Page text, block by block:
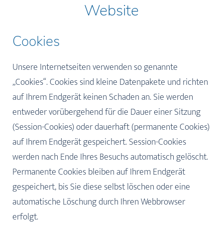
Website
Cookies
Unsere Internetseiten verwenden so genannte
„Cookies“. Cookies sind kleine Datenpakete und richten
auf Ihrem Endgerät keinen Schaden an. Sie werden
entweder vorübergehend für die Dauer einer Sitzung
(Session-Cookies) oder dauerhaft (permanente Cookies)
auf Ihrem Endgerät gespeichert. Session-Cookies
werden nach Ende Ihres Besuchs automatisch gelöscht.
Permanente Cookies bleiben auf Ihrem Endgerät
gespeichert, bis Sie diese selbst löschen oder eine
automatische Löschung durch Ihren Webbrowser
erfolgt.